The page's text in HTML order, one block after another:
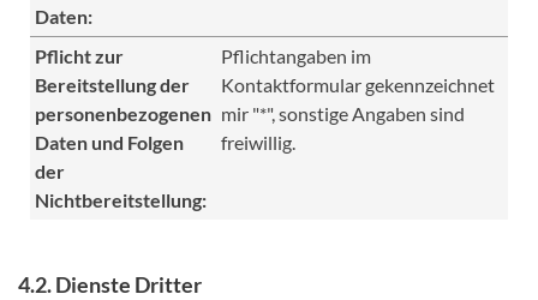
Daten:
Pflicht zur
Bereitstellung der
personenbezogenen
Daten und Folgen
der
Nichtbereitstellung:
Pflichtangaben im
Kontaktformular gekennzeichnet
mir "*", sonstige Angaben sind
freiwillig.
4.2. Dienste Dritter